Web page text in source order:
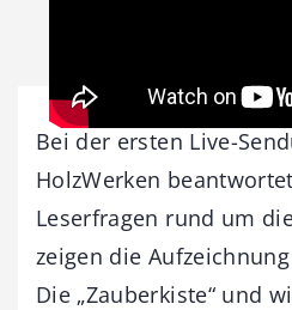
Bei der ersten Live-
HolzWerken
Leserfragen rund um
zeigen die
Die „Zauberkiste“ und